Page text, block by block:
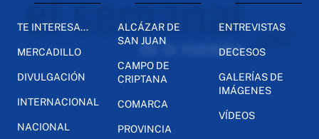
TE INTERESA...
MERCADILLO
DIVULGACIÓN
INTERNACIONAL
NACIONAL
ALCÁZAR DE
SAN JUAN
CAMPO DE
CRIPTANA
COMARCA
PROVINCIA
ENTREVISTAS
DECESOS
GALERÍAS DE
IMÁGENES
VÍDEOS